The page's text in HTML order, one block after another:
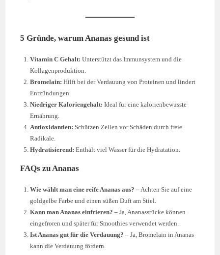
5 Gründe, warum Ananas gesund ist
Vitamin C Gehalt: Unterstützt das Immunsystem und die
Kollagenproduktion.
Bromelain: Hilft bei der Verdauung von Proteinen und lindert
Entzündungen.
Niedriger Kaloriengehalt: Ideal für eine kalorienbewusste
Ernährung.
Antioxidantien: Schützen Zellen vor Schäden durch freie
Radikale.
Hydratisierend: Enthält viel Wasser für die Hydratation.
FAQs zu Ananas
Wie wählt man eine reife Ananas aus? – Achten Sie auf eine
goldgelbe Farbe und einen süßen Duft am Stiel.
Kann man Ananas einfrieren? – Ja, Ananasstücke können
eingefroren und später für Smoothies verwendet werden.
Ist Ananas gut für die Verdauung? – Ja, Bromelain in Ananas
kann die Verdauung fördern.